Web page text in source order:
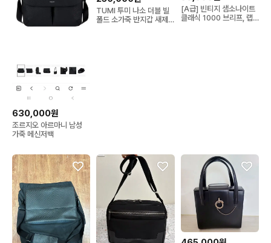
630,000원
조르지오 아르마니 남성
가죽 메신저백
TUMI 투미 나소 더블 빌
폴드 소가죽 반지갑 새제
[A급] 빈티지 샘소나이트
클래식 1000 브리프, 랩